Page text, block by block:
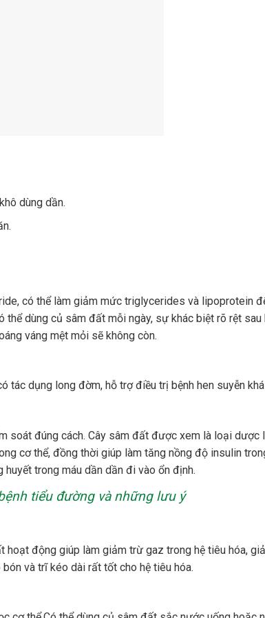
dùng dần.
có thể làm giảm mức triglycerides và lipoprotein
dùng củ sâm đất mỗi ngày, sự khác biệt rõ rệt sau
váng mệt mỏi sẽ không còn.
tác dụng long đờm, hỗ trợ điều trị bệnh hen suyễn
soát đúng cách. Cây sâm đất được xem là loại dược
cơ thể, đồng thời giúp làm tăng nồng độ insulin
trong máu dần dần đi vào ổn định.
tiểu đường và những lưu ý
hoạt động giúp làm giảm trừ gaz trong hệ tiêu hóa,
và trĩ kéo dài rất tốt cho hệ tiêu hóa.